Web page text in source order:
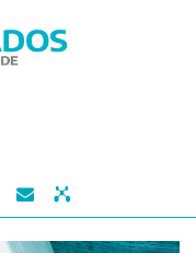
 